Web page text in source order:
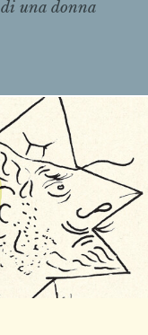
una donna